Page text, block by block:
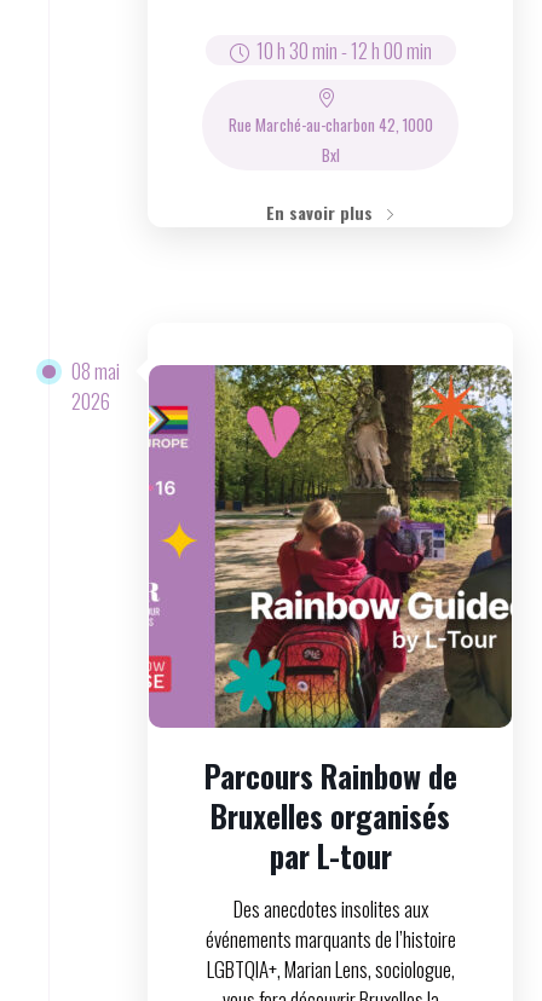
10 h 30 min-12 h 00 min
Rue Marché-au-charbon 42, 1000
Bxl
En savoir plus
08 mai
2026
Parcours Rainbow de
Bruxelles organisés
par L-tour
Des anecdotes insolites aux
événements marquants de l’histoire
LGBTQIA+, Marian Lens, sociologue,